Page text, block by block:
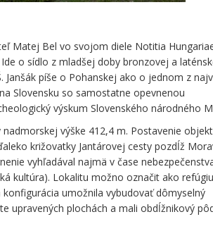
Matej Bel vo svojom diele Notitia
o sídlo z mladšej doby bronzovej a
Janšák píše o Pohanskej ako o jednom z
Slovensku so samostatne opevnenou
výskum Slovenského národného
výške 412,4 m. Postavenie
križovatky Jantárovej cesty pozdĺž
vyhľadával najmä v čase
kultúra). Lokalitu možno označit ako
umožnila vybudovať dômyselný
upravených plochách a mali obdĺžnikový